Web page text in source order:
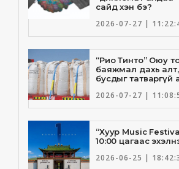
сайд хэн бэ?
2026-07-27 |
“Рио Тинто” Оюу
баяжмал дахь алт,
бусдыг татваргүй
2026-07-27 |
“Хуур Music
10:00 цагаас
2026-06-25 |